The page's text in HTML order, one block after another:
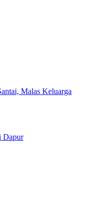
Malas Keluarga
Dapur